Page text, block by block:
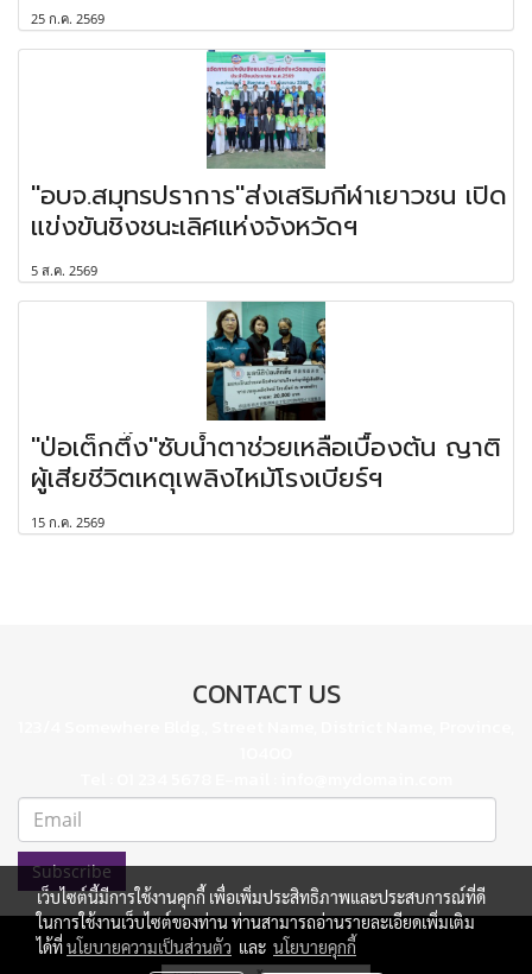
25 ก.ค. 2569
"อบจ.สมุทรปราการ"ส่งเสริมกีฬาเยาวชน เปิด
แข่งขันชิงชนะเลิศแห่งจังหวัดฯ
5 ส.ค. 2569
"ป่อเต็กตึ๊ง"ซับน้ำตาช่วยเหลือเบื้องต้น ญาติ
ผู้เสียชีวิตเหตุเพลิงไหม้โรงเบียร์ฯ
15 ก.ค. 2569
CONTACT US
Subscribe
เว็บไซต์นี้มีการใช้งานคุกกี้ เพื่อเพิ่มประสิทธิภาพและประสบการณ์ที่ดี
ในการใช้งานเว็บไซต์ของท่าน ท่านสามารถอ่านรายละเอียดเพิ่มเติม
ได้ที่นโยบายความเป็นส่วนตัว และ นโยบายคุกกี้